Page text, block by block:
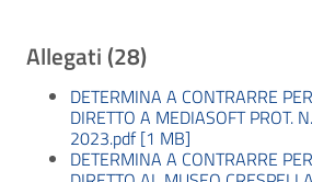
Allegati (28)
DETERMINA A CONTRARRE
DIRETTO A MEDIASOFT PROT.
2023.pdf [1 MB]
DETERMINA A CONTRARRE